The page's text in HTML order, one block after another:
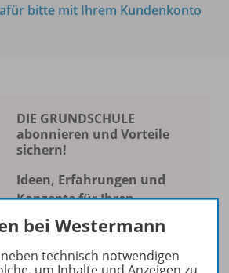
bitte mit Ihrem Kundenkonto
DIE GRUNDSCHULE
abonnieren und Vorteile
sichern!
Ideen, Erfahrungen und
Konzepte für Ihren
Schulalltag
Die Zeitschrift erscheint als
Print- und als digitale Version.
bei Westermann
technisch notwendigen
um Inhalte und Anzeigen zu